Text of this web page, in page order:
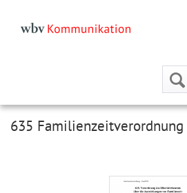
635 Familienzeitverordnung